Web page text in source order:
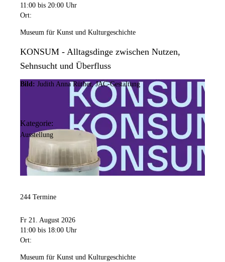
11:00 bis 20:00 Uhr
Ort:
Museum für Kunst und Kulturgeschichte
KONSUM - Alltagsdinge zwischen Nutzen,
Sehnsucht und Überfluss
Bild: Judith Anna Rüther, JAC-Gestaltung
Kategorie:
Ausstellung
244 Termine
Fr 21. August 2026
11:00 bis 18:00 Uhr
Ort:
Museum für Kunst und Kulturgeschichte